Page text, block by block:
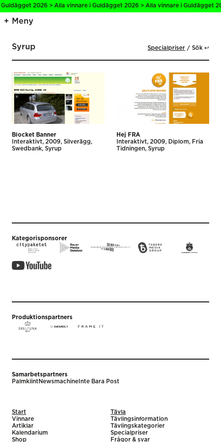
2026 > Alla vinnare i Guldägget 2026 > Alla vinnare i Guldägget
Meny
Syrup Specialpriser Sök ↩
Blocket Banner
Interaktivt 2009
Silverägg
Swedbank Syrup
Hej FRA
Interaktivt 2009 Diplom
Fria
Tidningen Syrup
Kategorisponsorer
Produktionspartners
Samarbetspartners
PalmklintNewsmachine Inte Bara Post
Start
Vinnare
Artiklar
Kalendarium
Shop
Tävla
Tävlingsinformation
Tävlingskategorier
Specialpriser
Frågor & svar